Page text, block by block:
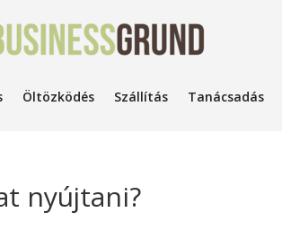
Öltözködés Szállítás Tanácsadás
nyújtani?